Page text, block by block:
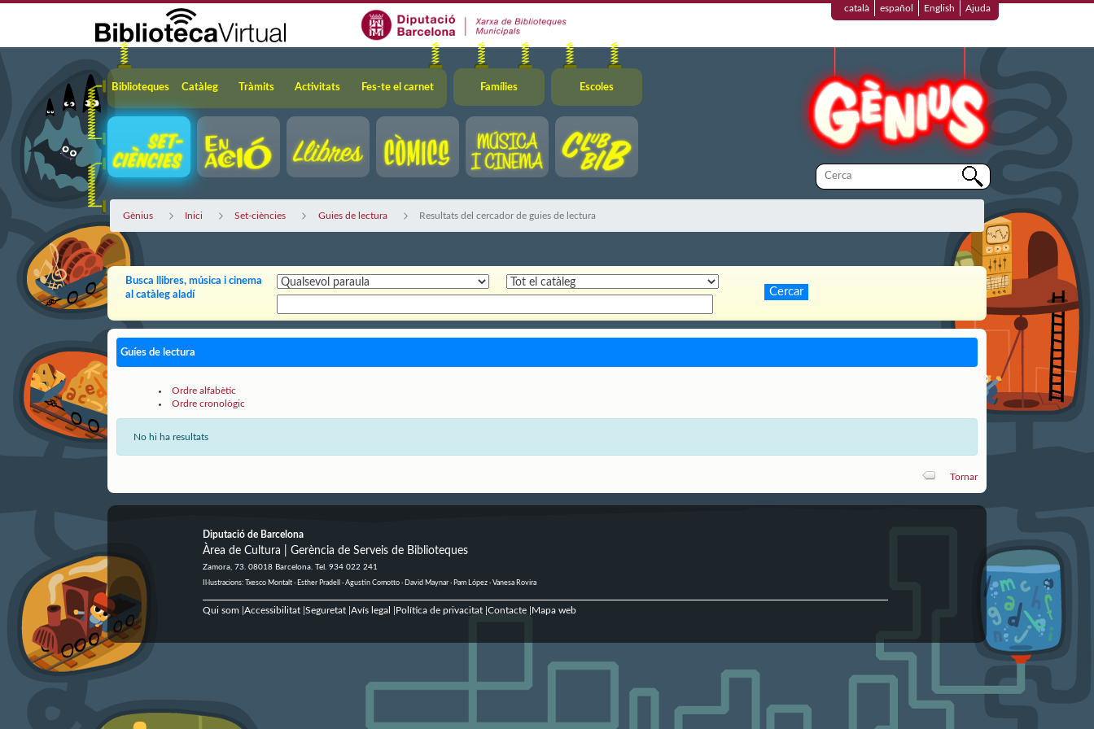
català español English Ajuda
Navegació
Biblioteques Catàleg Tràmits Activitats Fes-te el carnet Famílies Escoles
Gènius Inici Set-ciències Guies de lectura Resultats del cercador de guies de lectura
Busca llibres, música i cinema
al catàleg aladí
Guíes de lectura
Ordre alfabètic
Ordre cronològic
No hi ha resultats
Tornar
Diputació de Barcelona
Àrea de Cultura | Gerència de Serveis de Biblioteques
Zamora, 73. 08018 Barcelona. Tel. 934 022 241
Il·lustracions: Txesco Montalt · Esther Pradell · Agustín Comotto · David Maynar · Pam López · Vanesa Rovira
Qui som Accessibilitat| Seguretat| Avís legal Política de privacitat| Contacte| Mapa web